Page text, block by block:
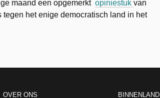
maand een opgemerkt opiniestuk van
het enige democratisch land in het
OVER ONS BINNENLAND